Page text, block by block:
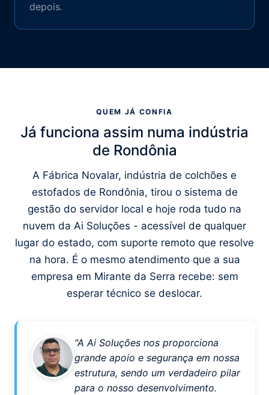
depois.
QUEM JÁ CONFIA
Já funciona assim numa indústria
de Rondônia
A Fábrica Novalar, indústria de colchões e
estofados de Rondônia, tirou o sistema de
gestão do servidor local e hoje roda tudo na
nuvem da Ai Soluções - acessível de qualquer
lugar do estado, com suporte remoto que resolve
na hora. É o mesmo atendimento que a sua
empresa em Mirante da Serra recebe: sem
esperar técnico se deslocar.
"A Ai Soluções nos proporciona
grande apoio e segurança em nossa
estrutura, sendo um verdadeiro pilar
para o nosso desenvolvimento.